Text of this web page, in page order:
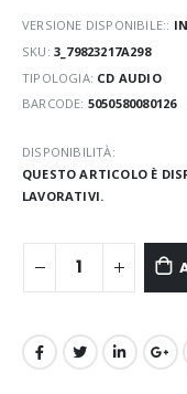
VERSIONE DISPONIBILE::
SKU: 3_79823217A298
TIPOLOGIA: CD AUDIO
BARCODE: 5050580080126
DISPONIBILITÀ:
QUESTO ARTICOLO È
LAVORATIVI.